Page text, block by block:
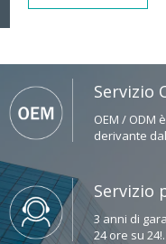
Servizio
OEM / ODM
derivante
industrie e
Servizio
3 anni di
24 ore su 24!